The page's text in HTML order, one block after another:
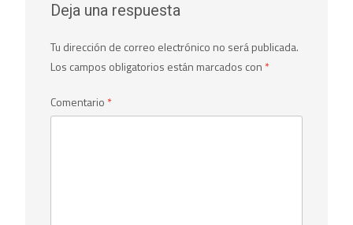
Deja una respuesta
Tu dirección de correo electrónico no será publicada.
Los campos obligatorios están marcados con *
Comentario *